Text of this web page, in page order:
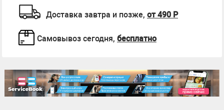
Доставка завтра и позже, от 490 Р
Самовывоз сегодня, бесплатно